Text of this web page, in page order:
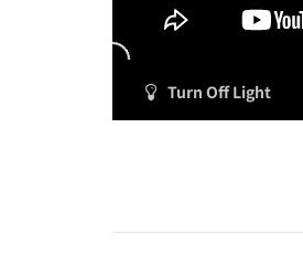
Turn Off Light